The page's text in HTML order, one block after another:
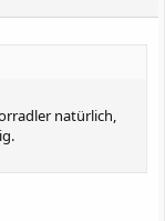
natürlich,